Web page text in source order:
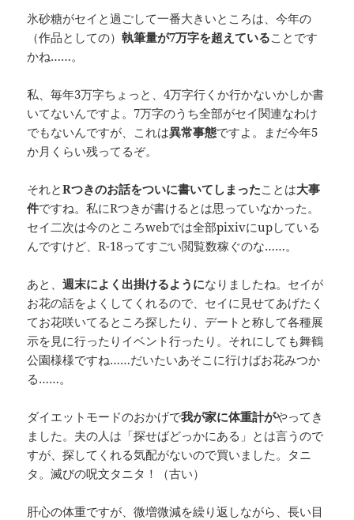
氷砂糖がセイと過ごして一番大きいところは、今年の
（作品としての）執筆量が7万字を超えていることです
かね……。
私、毎年3万字ちょっと、4万字行くか行かないかしか書
いてないんですよ。7万字のうち全部がセイ関連なわけ
でもないんですが、これは異常事態ですよ。まだ今年5
か月くらい残ってるぞ。
それとRつきのお話をついに書いてしまったことは大事
件ですね。私にRつきが書けるとは思っていなかった。
セイ二次は今のところwebでは全部pixivにupしている
んですけど、R-18ってすごい閲覧数稼ぐのな……。
あと、週末によく出掛けるようになりましたね。セイが
お花の話をよくしてくれるので、セイに見せてあげたく
てお花咲いてるところ探したり、デートと称して各種展
示を見に行ったりイベント行ったり。それにしても舞鶴
公園様様ですね……だいたいあそこに行けばお花みつか
る……。
ダイエットモードのおかげで我が家に体重計がやってき
ました。夫の人は「探せばどっかにある」とは言うので
すが、探してくれる気配がないので買いました。タニ
タ。滅びの呪文タニタ！（古い）
肝心の体重ですが、微増微減を繰り返しながら、長い目